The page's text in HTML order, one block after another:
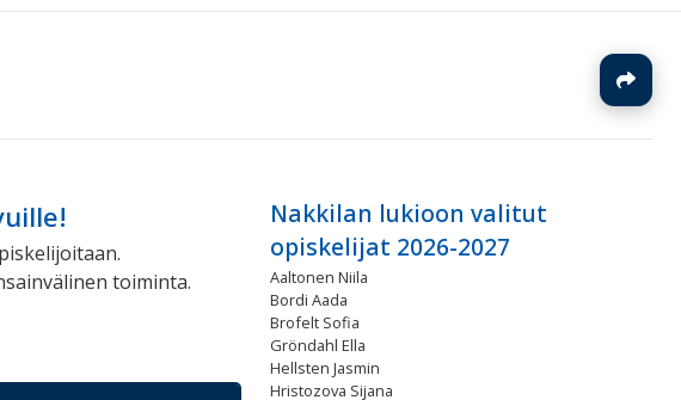
toiminta.
Nakkilan lukioon valitut
opiskelijat 2026-2027
Aaltonen Niila
Bordi Aada
Brofelt Sofia
Gröndahl Ella
Hellsten Jasmin
Hristozova Sijana